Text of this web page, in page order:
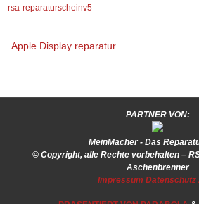
rsa-reparaturscheinv5
Apple Display reparatur
PARTNER VON:
MeinMacher - Das
© Copyright, alle Rechte vorbehalten –
Aschenbrenner
Impressum Datenschutz